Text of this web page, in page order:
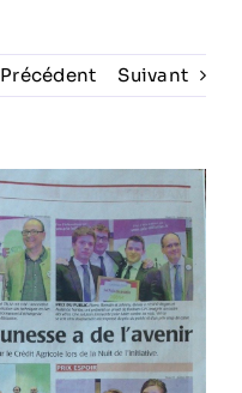
Précédent Suivant